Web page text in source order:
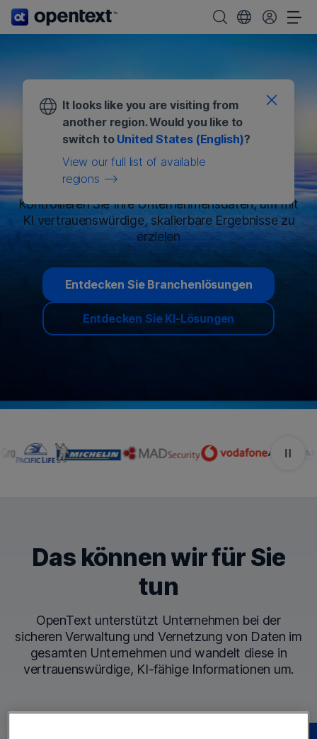
OpenText-Startseite. OpenTextWählen Sie Ihr
Sicheres
Informationsmanagement
für KI
Kontrollieren Sie Ihre Unternehmensdaten, um mit
KI vertrauenswürdige, skalierbare Ergebnisse zu
erzielen
Entdecken Sie Branchenlösungen
Entdecken Sie KI-Lösungen
Das können wir für Sie
tun
OpenText unterstützt Unternehmen bei der
sicheren Verwaltung und Vernetzung von Daten im
gesamten Unternehmen und wandelt diese in
vertrauenswürdige, KI-fähige Informationen um.
It looks like you are visiting from
another region. Would you like to
switch to United States (English)?
View our full list of available
regions